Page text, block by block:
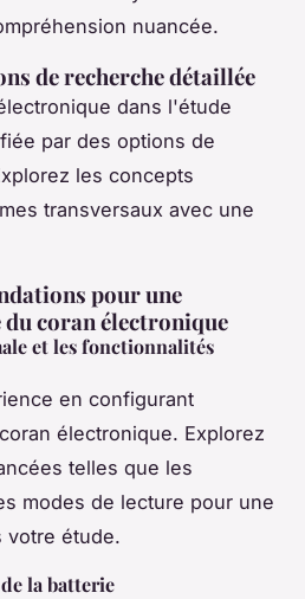
nuancée.
de recherche détaillée
dans l'étude
par des options de
les concepts
transversaux avec une
pour une
coran électronique
et les fonctionnalités
en configurant
électronique. Explorez
telles que les
modes de lecture pour une
votre étude.
la batterie